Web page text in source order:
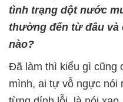
tình trạng dột nước
thường đến từ đâu và
nào?
Đã làm thì kiểu gì cũng
mình, ai tự vỗ ngực nói